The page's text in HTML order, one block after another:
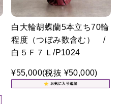
白大輪胡蝶蘭5本立ち70輪
程度（つぼみ数含む） /
白５Ｆ７Ｌ/P1024
¥55,000(税抜 ¥50,000)